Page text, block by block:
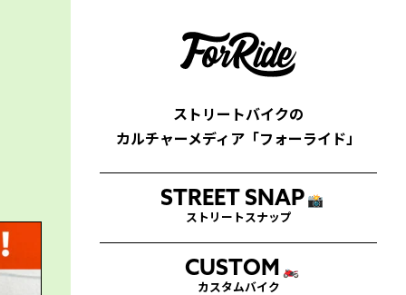
ストリートバイクの
カルチャーメディア「フォーライド」
STREET SNAP 📸
ストリートスナップ
CUSTOM 🏍
カスタムバイク